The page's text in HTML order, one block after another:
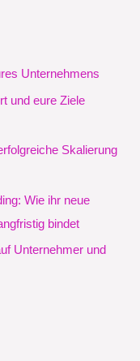
Unternehmens
und eure Ziele
Skalierung
Wie ihr neue
bindet
Unternehmer und